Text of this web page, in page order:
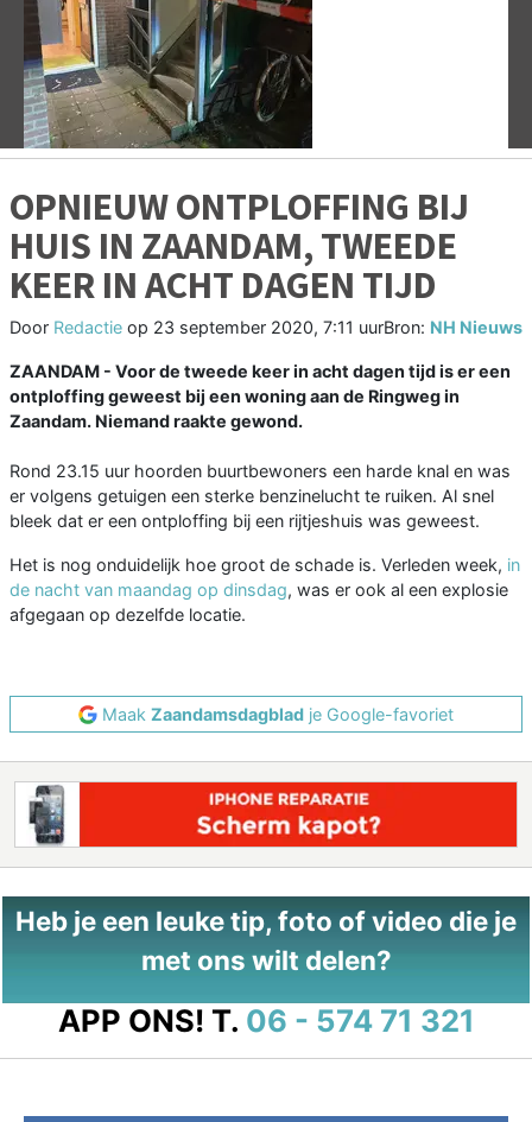
Vorige
OPNIEUW ONTPLOFFING BIJ
HUIS IN ZAANDAM, TWEEDE
KEER IN ACHT DAGEN TIJD
Door Redactie op 23 september 2020, 7:11 uurBron: NH Nieuws
ZAANDAM - Voor de tweede keer in acht dagen tijd is er een
ontploffing geweest bij een woning aan de Ringweg in
Zaandam. Niemand raakte gewond.
Rond 23.15 uur hoorden buurtbewoners een harde knal en was
er volgens getuigen een sterke benzinelucht te ruiken. Al snel
bleek dat er een ontploffing bij een rijtjeshuis was geweest.
Het is nog onduidelijk hoe groot de schade is. Verleden week, in
de nacht van maandag op dinsdag, was er ook al een explosie
afgegaan op dezelfde locatie.
Maak Zaandamsdagblad je Google-favoriet
Heb je een leuke tip, foto of video die je
met ons wilt delen?
APP ONS! T. 06 - 574 71 321